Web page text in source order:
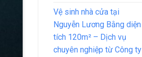
Vệ sinh nhà cửa tại
Nguyễn Lương Bằng diện
tích 120m² – Dịch vụ
chuyên nghiệp từ Công ty